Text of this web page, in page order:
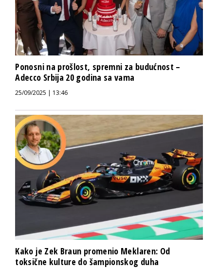
Ponosni na prošlost, spremni za budućnost –
Adecco Srbija 20 godina sa vama
25/09/2025 | 13:46
Kako je Zek Braun promenio Meklaren: Od
toksične kulture do šampionskog duha